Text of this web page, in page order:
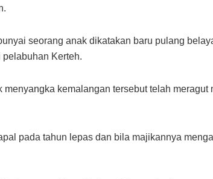
seorang anak dikatakan baru pulang
Kerteh.
kemalangan tersebut telah
pada tahun lepas dan bila majikannya